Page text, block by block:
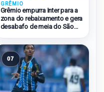
GRÊMIO
Grêmio empurra Inter para a
zona do rebaixamento e gera
desabafo de meia do São
07